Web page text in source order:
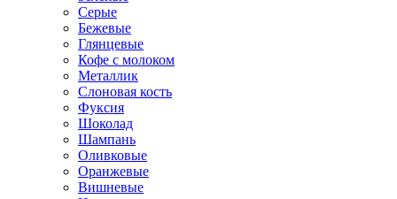
Серые
Бежевые
Глянцевые
Кофе с молоком
Металлик
Слоновая кость
Фуксия
Шоколад
Шампань
Оливковые
Оранжевые
Вишневые